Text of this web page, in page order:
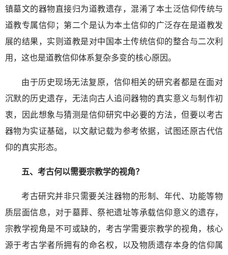
镇墓文的器物直接归为道教遗存，混淆了本土泛信仰传统与
道教专属信仰；第二个是认为本土信仰的广泛存在是道教发
展的结果，实则道教是对中国本土传统信仰的整合与二次利
用，这也是道教信仰体系复杂多变的核心原因。
由于历史现场无法复原，信仰相关的研究者都是在面对
沉默的历史遗存，无法向古人追问器物的真实意义与制作初
衷，因此想象与猜测是信仰研究中必要的方法，但要以考古
器物为实证基础，以文献记载为参考依据，试图还原古代信
仰的真实形态。
五、考古何以需要宗教学的视角？
考古研究并非只需要关注器物的形制、年代、功能等物
质层面信息，对于墓葬、祭祀遗址等承载信仰意义的遗存，
宗教学视角是不可或缺的，考古学需要宗教学的视角，核心
源于考古学者所拥有的命名权，以及物质遗存本身的信仰属